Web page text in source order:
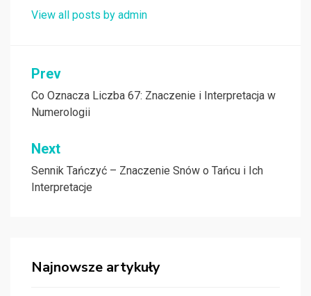
View all posts by admin
Nawigacja
wpisu
Prev
Co Oznacza Liczba 67: Znaczenie i Interpretacja w
Numerologii
Next
Sennik Tańczyć – Znaczenie Snów o Tańcu i Ich
Interpretacje
Najnowsze artykuły